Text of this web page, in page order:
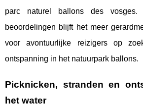
parc naturel ballons des vosges.
beoordelingen blijft het meer
voor avontuurlijke reizigers op
ontspanning in het natuurpark ballons.
Picknicken, stranden en
het water